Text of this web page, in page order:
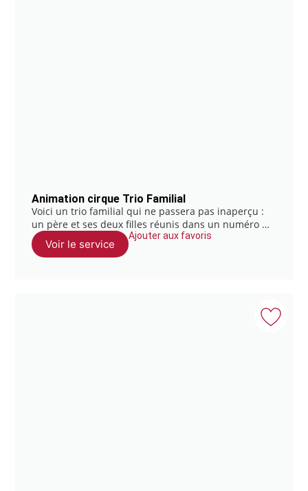
Animation cirque Trio Familial
Voici un trio familial qui ne passera pas inaperçu :
un père et ses deux filles réunis dans un numéro …
Voir le service
Ajouter aux favoris